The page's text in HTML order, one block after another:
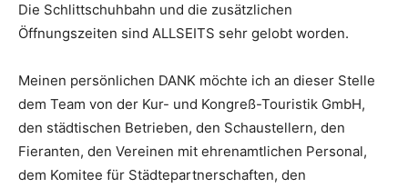
Die Schlittschuhbahn und die zusätzlichen
Öffnungszeiten sind ALLSEITS sehr gelobt worden.
Meinen persönlichen DANK möchte ich an dieser Stelle
dem Team von der Kur- und Kongreß-Touristik GmbH,
den städtischen Betrieben, den Schaustellern, den
Fieranten, den Vereinen mit ehrenamtlichen Personal,
dem Komitee für Städtepartnerschaften, den